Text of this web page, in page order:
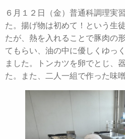
６月１２日（金）普通科調理実
た。揚げ物は初めて！という生
たが、熱を入れることで豚肉の
てもらい、油の中に優しくゆっ
ました。トンカツを卵でとじ、
た。また、二人一組で作った味